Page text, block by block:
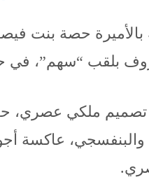
بالأميرة حصة بنت
بلقب “سهم”،
ملكي عصري،
والبنفسجي، عاكسة